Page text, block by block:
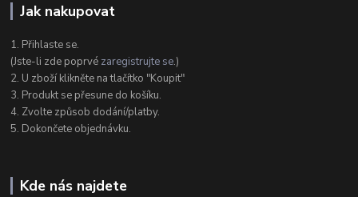
Jak nakupovat
1. Přihlaste se.
(Jste-li zde poprvé zaregistrujte se.)
2. U zboží klikněte na tlačítko "Koupit"
3. Produkt se přesune do košíku.
4. Zvolte způsob dodání/platby.
5. Dokončete objednávku.
Kde nás najdete